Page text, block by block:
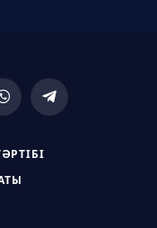
WhatsAppTelegram